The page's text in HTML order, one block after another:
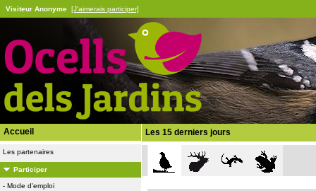
Visiteur Anonyme [J'aimerais participer]
Accueil
Les partenaires
Participer
- Mode d'emploi
Les 15 derniers jours